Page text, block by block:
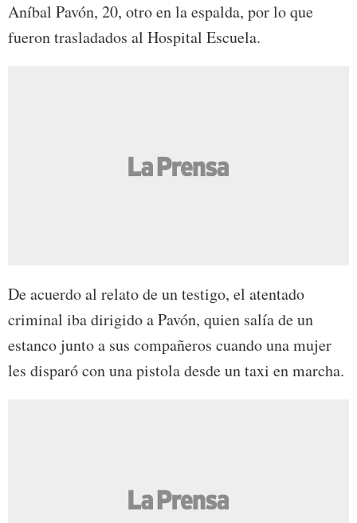
Aníbal Pavón, 20, otro en la espalda, por lo que
fueron trasladados al Hospital Escuela.
De acuerdo al relato de un testigo, el atentado
criminal iba dirigido a Pavón, quien salía de un
estanco junto a sus compañeros cuando una mujer
les disparó con una pistola desde un taxi en marcha.